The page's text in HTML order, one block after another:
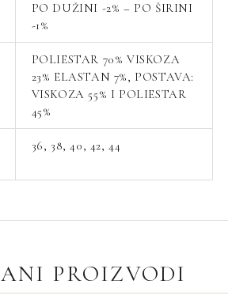
PO DUŽINI -2% – PO ŠIRINI
-1%
POLIESTAR 70% VISKOZA
23% ELASTAN 7%, POSTAVA:
VISKOZA 55% I POLIESTAR
45%
36, 38, 40, 42, 44
PROIZVODI